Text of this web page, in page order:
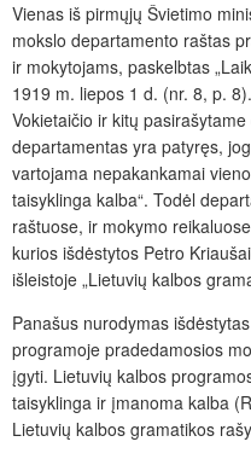
Vienas iš pirmųjų Švietimo
mokslo departamento raštas
ir mokytojams, paskelbtas
1919 m. liepos 1 d. (nr. 8, p.
Vokietaičio ir kitų
departamentas yra patyręs,
vartojama nepakankamai
taisyklinga kalba“. Todėl
raštuose, ir mokymo
kurios išdėstytos Petro
išleistoje „Lietuvių kalbos
Panašus nurodymas
programoje pradedamosios
įgyti. Lietuvių kalbos
taisyklinga ir įmanoma kalba
Lietuvių kalbos gramatikos